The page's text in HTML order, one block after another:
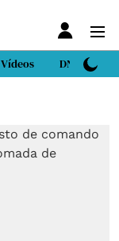
Vídeos DN Sport